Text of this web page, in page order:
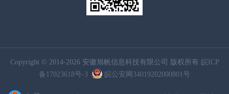
Copyright © 2014-2026 安徽旭帆信息科技有限公司 版权所有 皖ICP
备17023618号-3
皖公安网34019202000801号